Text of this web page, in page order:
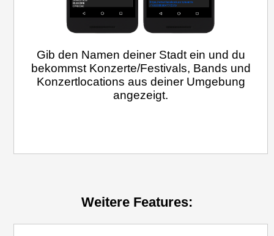
Gib den Namen deiner Stadt ein und du
bekommst Konzerte/Festivals, Bands und
Konzertlocations aus deiner Umgebung
angezeigt.
Weitere Features: